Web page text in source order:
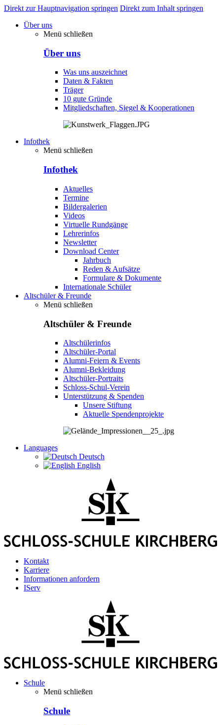
Direkt zur Hauptnavigation springen Direkt zum Inhalt springen
Über uns
Menü schließen
Über uns
Was uns auszeichnet
Daten & Fakten
Träger
10 gute Gründe
Mitgliedschaften, Siegel & Kooperationen
Infothek
Menü schließen
Infothek
Aktuelles
Termine
Bildergalerien
Videos
Virtuelle Rundgänge
Lehrerinfos
Newsletter
Download Center
Jahrbuch
Reden & Aufsätze
Formulare & Dokumente
Internationale Schüler
Altschüler & Freunde
Menü schließen
Altschüler & Freunde
Altschülerinfos
Altschüler-Portal
Alumni-Feiern & Events
Alumni-Bekleidung
Altschüler-Portraits
Schloss-Schul-Verein
Unterstützung & Spenden
Unsere Stiftung
Aktuelle Spendenprojekte
Languages
Deutsch
English
Kontakt
Karriere
Informationen anfordern
IServ
Schule
Menü schließen
Schule